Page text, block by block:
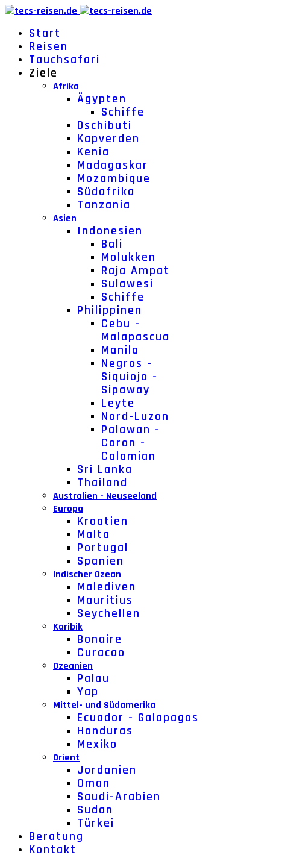
Start
Reisen
Tauchsafari
Ziele
Afrika
Ägypten
Schiffe
Dschibuti
Kapverden
Kenia
Madagaskar
Mozambique
Südafrika
Tanzania
Asien
Indonesien
Bali
Molukken
Raja Ampat
Sulawesi
Schiffe
Philippinen
Cebu -
Malapascua
Manila
Negros -
Siquiojo -
Sipaway
Leyte
Nord-Luzon
Palawan -
Coron -
Calamian
Sri Lanka
Thailand
Australien - Neuseeland
Europa
Kroatien
Malta
Portugal
Spanien
Indischer Ozean
Malediven
Mauritius
Seychellen
Karibik
Bonaire
Curacao
Ozeanien
Palau
Yap
Mittel- und Südamerika
Ecuador - Galapagos
Honduras
Mexiko
Orient
Jordanien
Oman
Saudi-Arabien
Sudan
Türkei
Beratung
Kontakt